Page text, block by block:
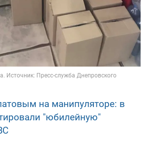
на манипуляторе: в
"юбилейную"